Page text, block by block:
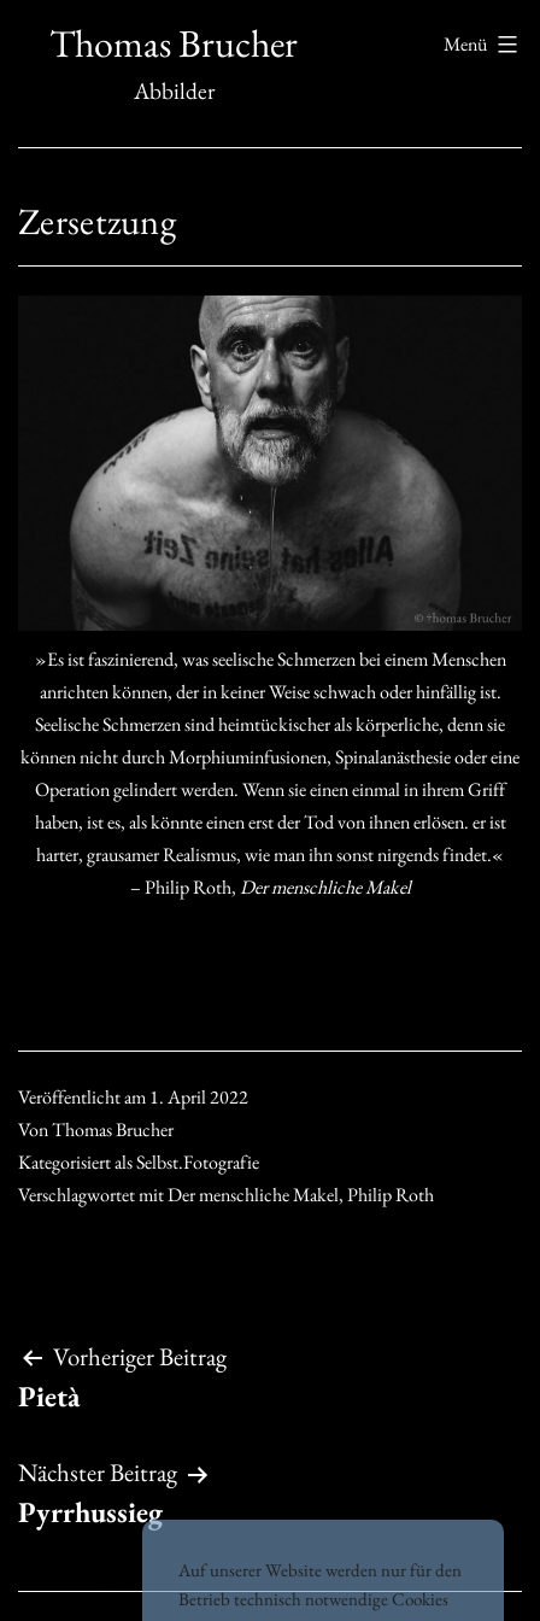
InhaltThomas Brucher
Abbilder
Menü
Zersetzung
»Es ist faszinierend, was seelische Schmerzen bei einem Menschen
anrichten können, der in keiner Weise schwach oder hinfällig ist.
Seelische Schmerzen sind heimtückischer als körperliche, denn sie
können nicht durch Morphiuminfusionen, Spinalanästhesie oder eine
Operation gelindert werden. Wenn sie einen einmal in ihrem Griff
haben, ist es, als könnte einen erst der Tod von ihnen erlösen. er ist
harter, grausamer Realismus, wie man ihn sonst nirgends findet.«
– Philip Roth,Der menschliche Makel
Veröffentlicht am1. April 2022
VonThomas Brucher
Kategorisiert alsSelbst.Fotografie
Verschlagwortet mitDer menschliche Makel,Philip Roth
Beitragsnavigation
Vorheriger Beitrag
Pietà
Nächster Beitrag
Pyrrhussieg
Auf unserer Website werden nur für den
Betrieb technisch notwendige Cookies